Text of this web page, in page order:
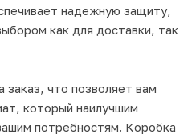
надежную защиту,
как для доставки, так
заказ, что позволяет вам
который наилучшим
потребностям. Коробка